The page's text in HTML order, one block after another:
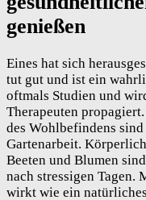
genießen
Eines hat sich
tut gut und ist ein
oftmals Studien und
Therapeuten
des Wohlbefindens
Gartenarbeit.
Beeten und Blumen
nach stressigen Tagen.
wirkt wie ein